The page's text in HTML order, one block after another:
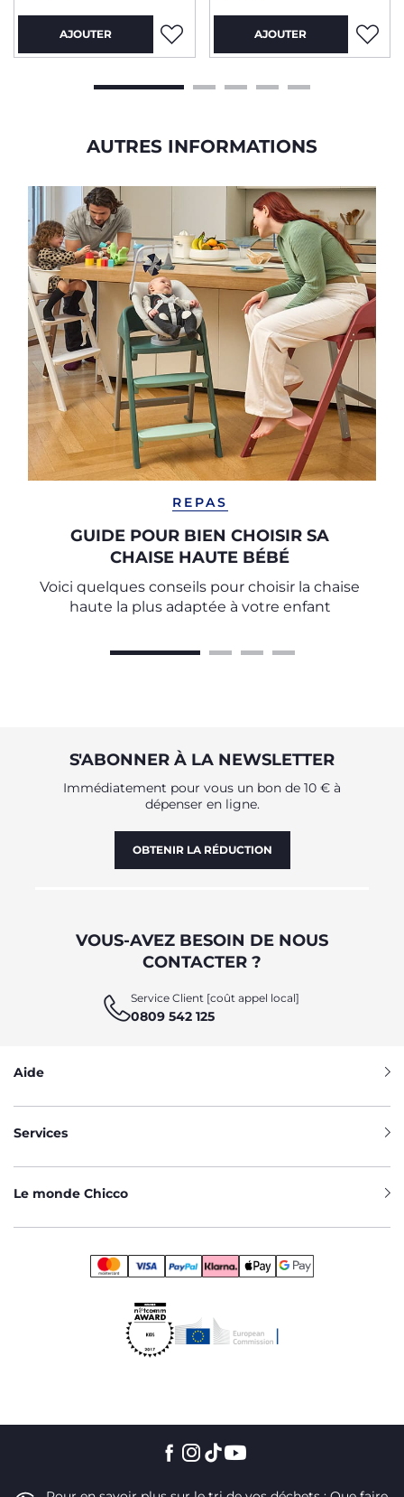
AJOUTER AJOUTER
AUTRES INFORMATIONS
REPAS
GUIDE POUR BIEN CHOISIR SA
CHAISE HAUTE BÉBÉ
Voici quelques conseils pour choisir la chaise
haute la plus adaptée à votre enfant
S'ABONNER À LA NEWSLETTER
Immédiatement pour vous un bon de 10 € à
dépenser en ligne.
OBTENIR LA RÉDUCTION
VOUS-AVEZ BESOIN DE NOUS
CONTACTER ?
Service Client [coût appel local]
0809 542 125
Aide
Services
Le monde Chicco